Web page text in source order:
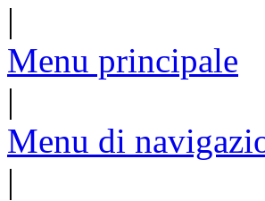
|
Menu principale
|
Menu di
|